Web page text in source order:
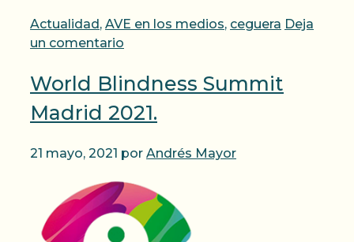
Categorías
Actualidad , AVE en los medios, ceguera Deja
un comentario
World Blindness Summit
Madrid 2021.
21 mayo, 2021 por Andrés Mayor